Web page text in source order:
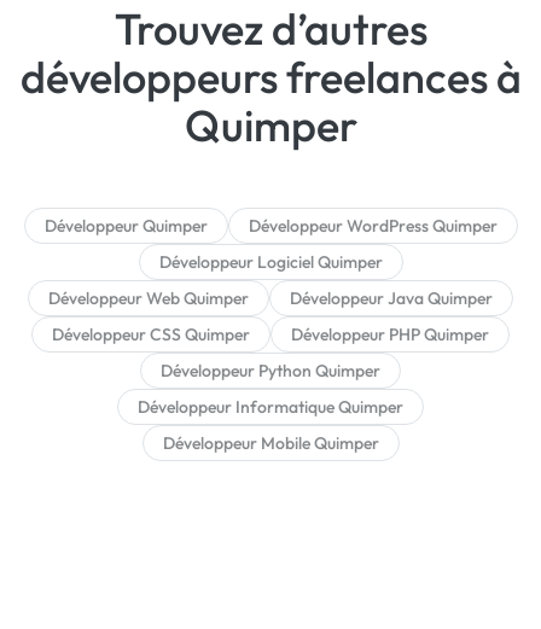
Trouvez d’autres
développeurs freelances à
Quimper
Développeur Quimper
Développeur WordPress Quimper
Développeur Logiciel Quimper
Développeur Web Quimper
Développeur Java Quimper
Développeur CSS Quimper
Développeur PHP Quimper
Développeur Python Quimper
Développeur Informatique Quimper
Développeur Mobile Quimper